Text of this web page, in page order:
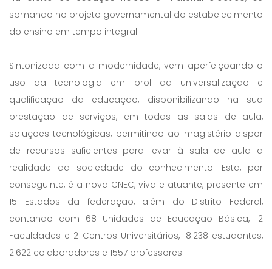
somando no projeto governamental do estabelecimento
do ensino em tempo integral.
Sintonizada com a modernidade, vem aperfeiçoando o
uso da tecnologia em prol da universalização e
qualificação da educação, disponibilizando na sua
prestação de serviços, em todas as salas de aula,
soluções tecnológicas, permitindo ao magistério dispor
de recursos suficientes para levar à sala de aula a
realidade da sociedade do conhecimento. Esta, por
conseguinte, é a nova CNEC, viva e atuante, presente em
15 Estados da federação, além do Distrito Federal,
contando com 68 Unidades de Educação Básica, 12
Faculdades e 2 Centros Universitários, 18.238 estudantes,
2.622 colaboradores e 1557 professores.